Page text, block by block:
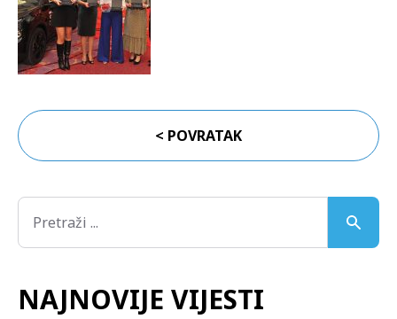
< POVRATAK
NAJNOVIJE VIJESTI